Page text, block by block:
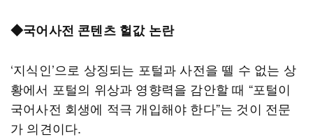
◆국어사전 콘텐츠 헐값 논란
‘지식인’으로 상징되는 포털과 사전을 뗄 수 없는 상
황에서 포털의 위상과 영향력을 감안할 때 “포털이
국어사전 회생에 적극 개입해야 한다”는 것이 전문
가 의견이다.